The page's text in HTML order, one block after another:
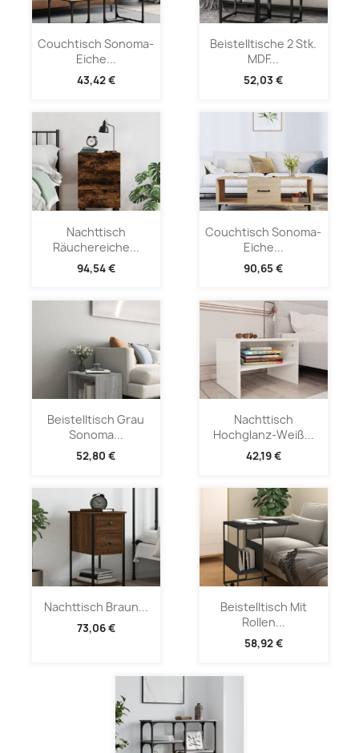
Couchtisch Sonoma-
Eiche...
43,42 €
Beistelltische 2 Stk.
MDF...
52,03 €
Nachttisch
Räuchereiche...
94,54 €
Couchtisch Sonoma-
Eiche...
90,65 €
Beistelltisch Grau
Sonoma...
52,80 €
Nachttisch
Hochglanz-Weiß...
42,19 €
Nachttisch Braun...
73,06 €
Beistelltisch Mit
Rollen...
58,92 €